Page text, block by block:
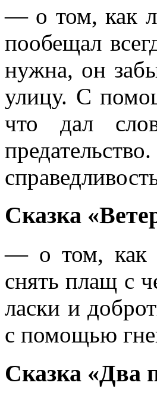
— о том, как
пообещал
нужна, он
улицу. С
что дал
Сказка
— о том, как
снять плащ с
ласки и
с помощью
Сказка «Два